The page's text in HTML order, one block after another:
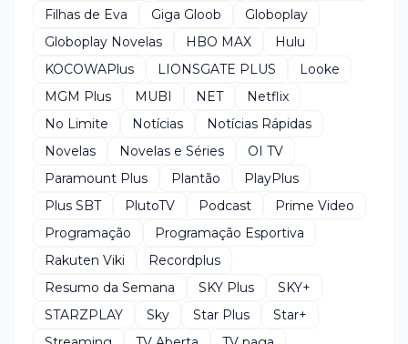
Filhas de Eva
Giga Gloob
Globoplay
Globoplay Novelas
HBO MAX
Hulu
KOCOWAPlus
LIONSGATE PLUS
Looke
MGM Plus
MUBI NET
Netflix
No Limite
Notícias
Notícias Rápidas
Novelas
Novelas e Séries
OI TV
Paramount Plus
Plantão
PlayPlus
Plus SBT
PlutoTV Podcast
Prime Video
Programação
Programação Esportiva
Rakuten Viki
Recordplus
Resumo da Semana
SKY Plus
SKY+
STARZPLAY
Sky Star Plus
Star+